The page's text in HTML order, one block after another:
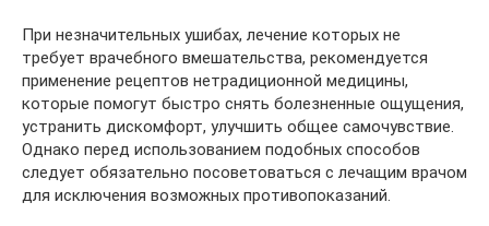
При незначительных ушибах, лечение которых не
требует врачебного вмешательства, рекомендуется
применение рецептов нетрадиционной медицины,
которые помогут быстро снять болезненные ощущения,
устранить дискомфорт, улучшить общее самочувствие.
Однако перед использованием подобных способов
следует обязательно посоветоваться с лечащим врачом
для исключения возможных противопоказаний.